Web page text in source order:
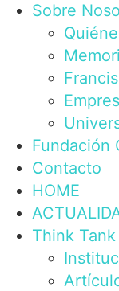
Sobre
Fundación
Contacto
HOME
Think Tank